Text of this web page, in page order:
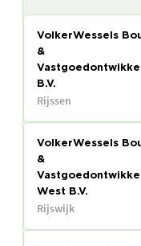
VolkerWessels
&
B.V.
Rijssen
VolkerWessels
&
West B.V.
Rijswijk